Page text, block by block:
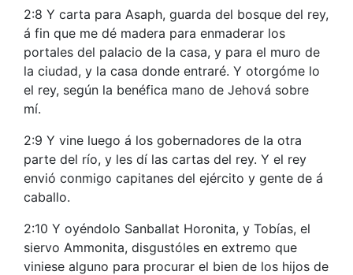
2:8 Y carta para Asaph, guarda del bosque del rey,
á fin que me dé madera para enmaderar los
portales del palacio de la casa, y para el muro de
la ciudad, y la casa donde entraré. Y otorgóme lo
el rey, según la benéfica mano de Jehová sobre
mí.
2:9 Y vine luego á los gobernadores de la otra
parte del río, y les dí las cartas del rey. Y el rey
envió conmigo capitanes del ejército y gente de á
caballo.
2:10 Y oyéndolo Sanballat Horonita, y Tobías, el
siervo Ammonita, disgustóles en extremo que
viniese alguno para procurar el bien de los hijos de